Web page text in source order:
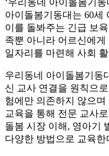
‘우리동네 아이돌봄기
아이돌봄기동대는 60세
이를 돌봐주는 긴급 보
족뿐 아니라 어르신에
일자리를 마련해 사회
우리동네 아이돌봄기동
신 교사 연결을 원칙으
험에만 의존하지 않으
교육을 통해 전문 교사
돌봄 시장 이해, 영아기
다양한 방법으로 교육한